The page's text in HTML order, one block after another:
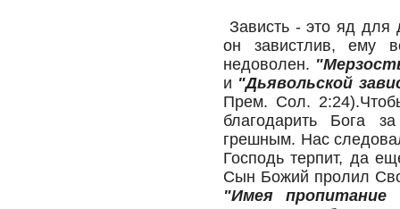
Зависть - это яд для
он завистлив, ему
недоволен.
и "Дьявольской
Прем. Сол.
благодарить Бога
грешным. Нас
Господь терпит, да
Сын Божий пролил
"Имея